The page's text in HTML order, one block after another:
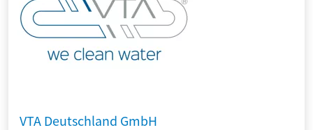
VTA Deutschland GmbH